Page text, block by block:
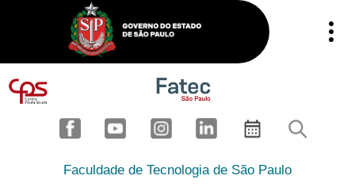
Faculdade de Tecnologia de São Paulo